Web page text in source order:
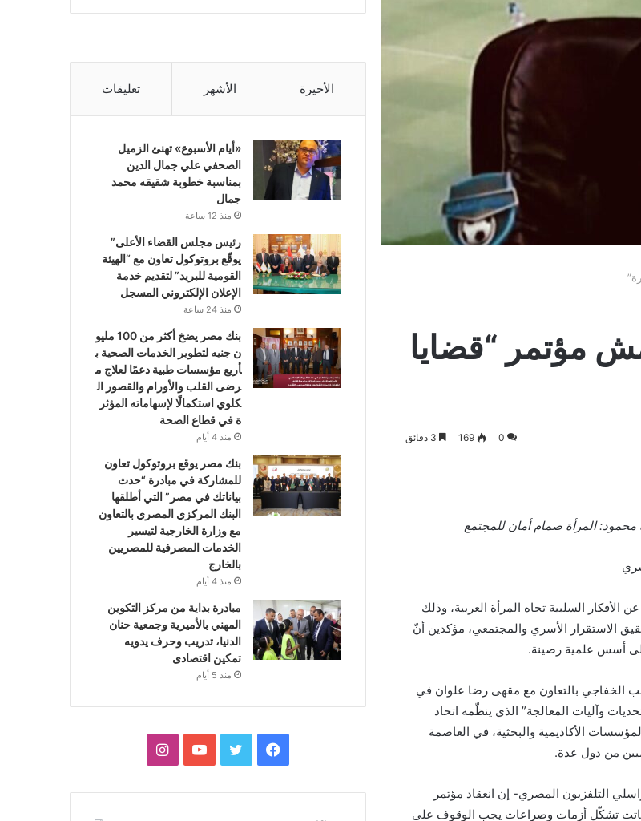
مؤتمر “قضايا
0
169
محمود: المرأة صمام أمان للمجتمع
السلبية تجاه المرأة العربية، وذلك
الاستقرار الأسري والمجتمعي، مؤكدين أنّ
على أسس علمية رصينة.
الخفاجي بالتعاون مع مقهى رضا علوان في
وآليات المعالجة” الذي ينظّمه اتحاد
الأكاديمية والبحثية، في العاصمة
من دول عدة.
التلفزيون المصري- إن انعقاد مؤتمر
باتت تشكّل أزمات وصراعات يجب الوقوف على
الأخيرة الأشهر تعليقات
«أيام الأسبوع» تهنئ الزميل
الصحفي علي جمال الدين
بمناسبة خطوبة شقيقه محمد
جمال
منذ 12 ساعة
رئيس مجلس القضاء الأعلى”
يوقّع بروتوكول تعاون مع “الهيئة
القومية للبريد” لتقديم خدمة
الإعلان الإلكتروني المسجل
منذ 24 ساعة
بنك مصر يضخ أكثر من 100 مليو
ن جنيه لتطوير الخدمات الصحية ب
أربع مؤسسات طبية دعمًا لعلاج م
رضى القلب والأورام والقصور ال
كلوي استكمالًا لإسهاماته المؤثر
ة في قطاع الصحة
منذ 4 أيام
بنك مصر يوقع بروتوكول تعاون
للمشاركة في مبادرة “حدث
بياناتك في مصر” التي أطلقها
البنك المركزي المصري بالتعاون
مع وزارة الخارجية لتيسير
الخدمات المصرفية للمصريين
بالخارج
منذ 4 أيام
مبادرة بداية من مركز التكوين
المهني بالأميرية وجمعية حنان
الدنيا، تدريب وحرف يدويه
تمكين اقتصادى
منذ 5 أيام
فيسبوكتويتر يوتيوبانستقرام